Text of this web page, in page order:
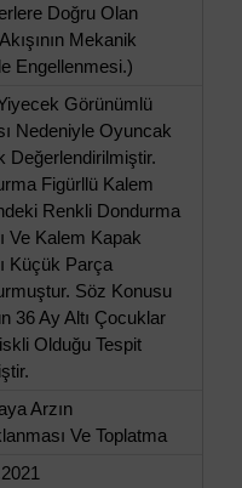
Doğru Olan
Mekanik
Engellenmesi.)
Görünümlü
Nedeniyle Oyuncak
Değerlendirilmiştir.
Figürllü Kalem
Renkli Dondurma
Ve Kalem Kapak
Küçük Parça
Söz Konusu
36 Ay Altı Çocuklar
Olduğu Tespit
Arzın
Ve Toplatma